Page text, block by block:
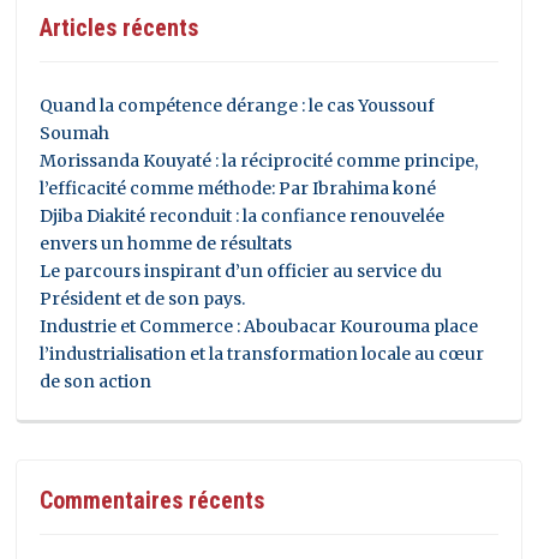
Articles récents
Quand la compétence dérange : le cas Youssouf
Soumah
Morissanda Kouyaté : la réciprocité comme principe,
l’efficacité comme méthode: Par Ibrahima koné
Djiba Diakité reconduit : la confiance renouvelée
envers un homme de résultats
Le parcours inspirant d’un officier au service du
Président et de son pays.
Industrie et Commerce : Aboubacar Kourouma place
l’industrialisation et la transformation locale au cœur
de son action
Commentaires récents